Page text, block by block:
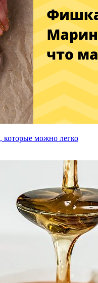
которые можно легко